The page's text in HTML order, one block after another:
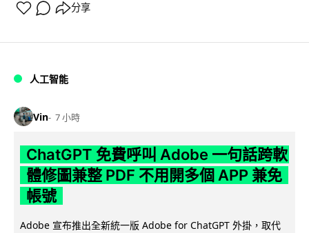
分享
人工智能
Vin 7 小時
ChatGPT 免費呼叫 Adobe 一句話跨軟
體修圖兼整 PDF 不用開多個 APP 兼免
帳號
Adobe 宣布推出全新統一版 Adobe for ChatGPT 外掛，取代